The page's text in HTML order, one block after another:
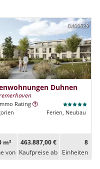
DA00629
Duhnen
Rating
Ferien, Neubau
m²
von
463.887,00 €
Kaufpreise ab
8
Ein­heiten